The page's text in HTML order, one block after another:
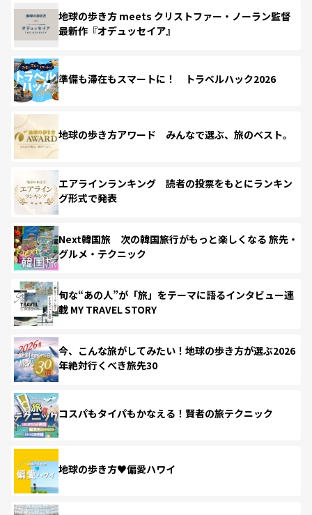
地球の歩き方 meets クリストファー・ノーラン監督
最新作『オデュッセイア』
準備も滞在もスマートに！ トラベルハック2026
地球の歩き方アワード みんなで選ぶ、旅のベスト。
エアラインランキング 読者の投票をもとにランキン
グ形式で発表
Next韓国旅 次の韓国旅行がもっと楽しくなる 旅先・
グルメ・テクニック
旬な“あの人”が「旅」をテーマに語るインタビュー連
載 MY TRAVEL STORY
今、こんな旅がしてみたい！地球の歩き方が選ぶ2026
年絶対行くべき旅先30
コスパもタイパもかなえる！賢者の旅テクニック
地球の歩き方♥偏愛ハワイ